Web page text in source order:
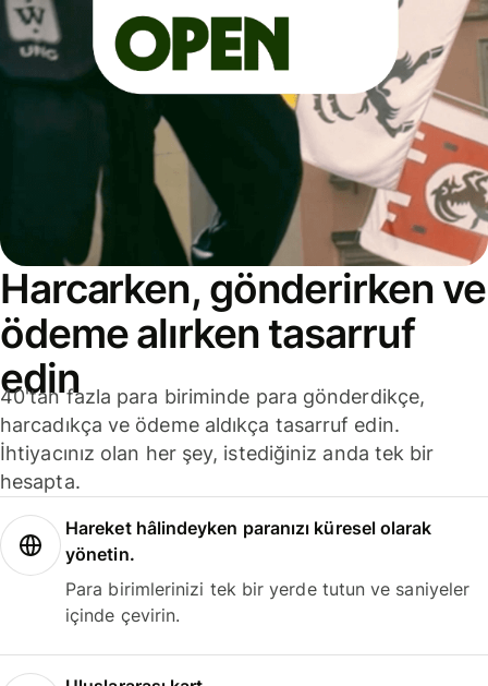
Harcarken, gönderirken ve
ödeme alırken tasarruf
edin
40'tan fazla para biriminde para gönderdikçe,
harcadıkça ve ödeme aldıkça tasarruf edin.
İhtiyacınız olan her şey, istediğiniz anda tek bir
hesapta.
Hareket hâlindeyken paranızı küresel olarak
yönetin.
Para birimlerinizi tek bir yerde tutun ve saniyeler
içinde çevirin.